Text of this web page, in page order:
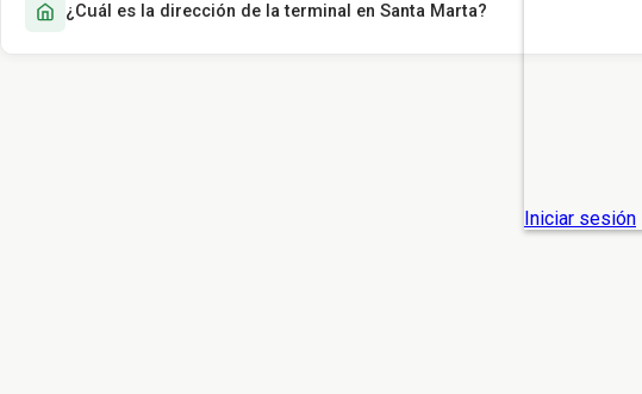
¿Cuál es la dirección de la terminal en Santa Marta?